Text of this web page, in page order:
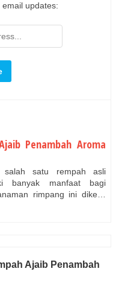
updates:
Penambah Aroma
salah satu rempah asli
banyak manfaat bagi
rimpang ini dike…
Ajaib Penambah